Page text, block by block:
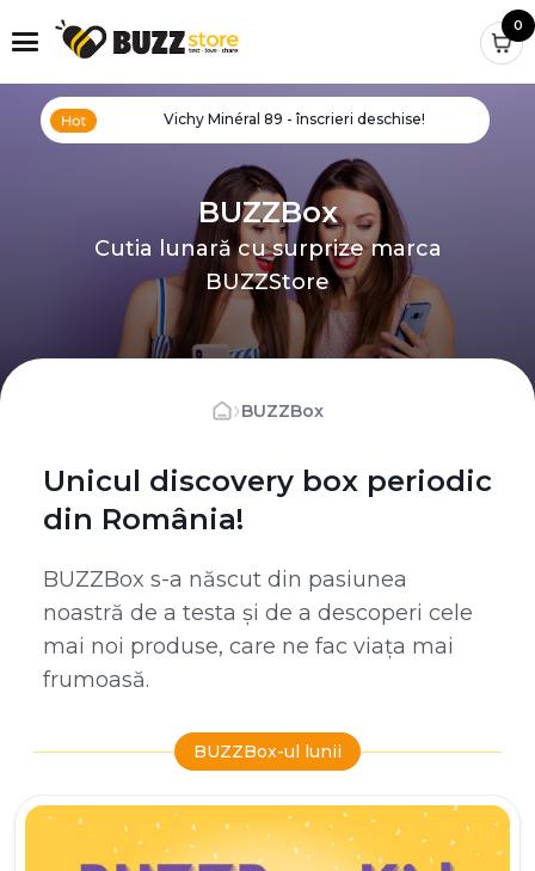
0
Vichy Minéral 89 - înscrieri deschise!
BUZZBox
Cutia lunară cu surprize marca
BUZZStore
›BUZZBox
Unicul discovery box periodic
din România!
BUZZBox s-a născut din pasiunea
noastră de a testa și de a descoperi cele
mai noi produse, care ne fac viața mai
frumoasă.
BUZZBox-ul lunii